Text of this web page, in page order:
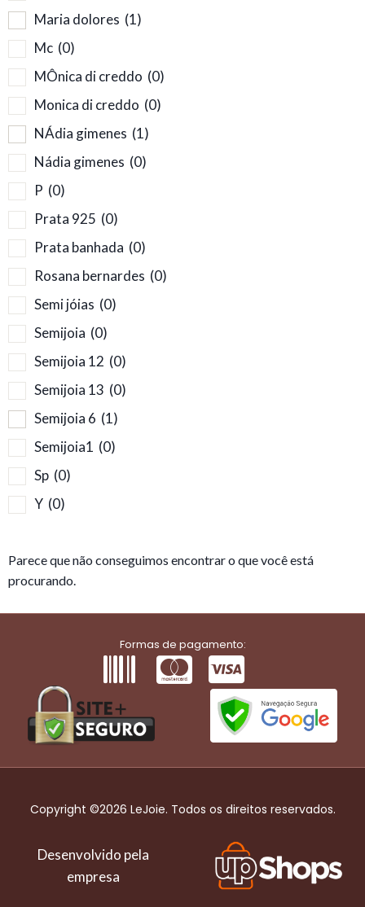
Maria dolores (1)
Mc (0)
MÔnica di creddo (0)
Monica di creddo (0)
NÁdia gimenes (1)
Nádia gimenes (0)
P (0)
Prata 925 (0)
Prata banhada (0)
Rosana bernardes (0)
Semi jóias (0)
Semijoia (0)
Semijoia 12 (0)
Semijoia 13 (0)
Semijoia 6 (1)
Semijoia1 (0)
Sp (0)
Y (0)
Parece que não conseguimos encontrar o que você está
procurando.
Formas de pagamento:
Copyright ©2026 LeJoie. Todos os direitos reservados.
Desenvolvido pela
empresa